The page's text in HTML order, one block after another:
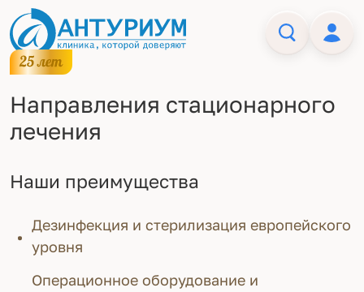
Направления стационарного
лечения
Наши преимущества
Дезинфекция и стерилизация европейского
уровня
Операционное оборудование и